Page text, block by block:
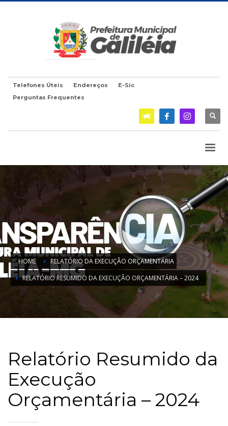
Telefones Úteis Endereços
E-Sic
Perguntas Frequentes
HOME
RELATÓRIO DA EXECUÇÃO ORÇAMENTÁRIA
RELATÓRIO RESUMIDO DA EXECUÇÃO ORÇAMENTÁRIA – 2024
Relatório Resumido da
Execução
Orçamentária – 2024